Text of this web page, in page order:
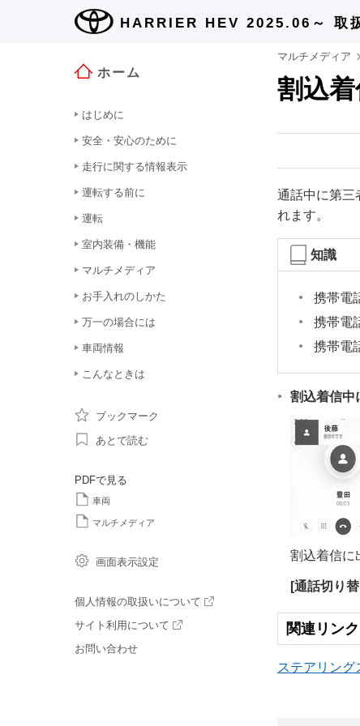
HARRIER HEV 2025.06～ 取
ホーム
はじめに
安全・安心のために
走行に関する情報表示
運転する前に
運転
室内装備・機能
マルチメディア
お手入れのしかた
万一の場合には
車両情報
こんなときは
ブックマーク
あとで読む
PDFで見る
車両
マルチメディア
画面表示設定
個人情報の取扱いについて
サイト利用について
お問い合わせ
マルチメディア
割込
通話中に第三
れます。
知識
携帯電
携帯電
携帯電
割込着信中
割込着信に
[‍通話切り
関連リンク
ステアリング